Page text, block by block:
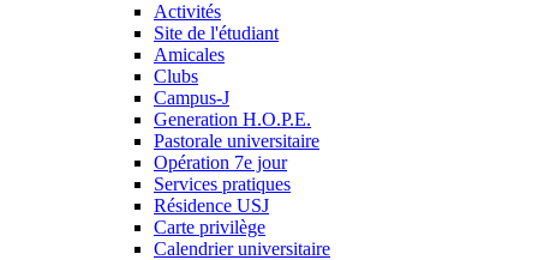
Activités
Site de l'étudiant
Amicales
Clubs
Campus-J
Generation H.O.P.E.
Pastorale universitaire
Opération 7e jour
Services pratiques
Résidence USJ
Carte privilège
Calendrier universitaire